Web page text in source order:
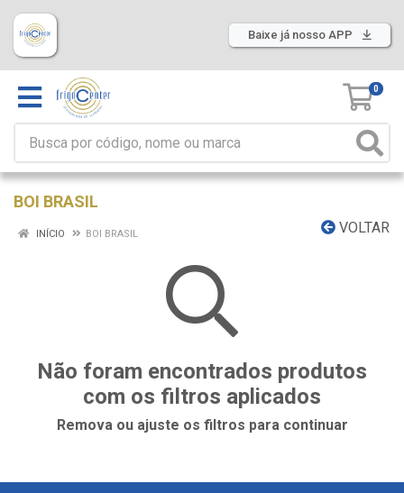
Baixe já nosso APP
0
BOI BRASIL
VOLTAR
INÍCIO BOI BRASIL
Não foram encontrados produtos
com os filtros aplicados
Remova ou ajuste os filtros para continuar